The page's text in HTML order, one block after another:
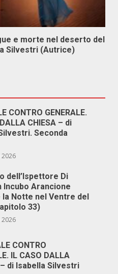
e morte nel deserto del
Silvestri (Autrice)
CONTRO GENERALE.
CHIESA – di
Seconda
2026
dell’Ispettore Di
Incubo Arancione
la Notte nel Ventre del
33)
2026
CONTRO
IL CASO DALLA
– di Isabella Silvestri